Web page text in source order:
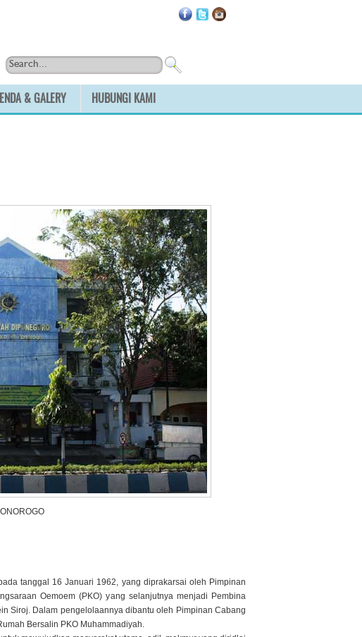
& GALERY HUBUNGI KAMI
tanggal 16 Januari 1962, yang diprakarsai oleh Pimpinan
Oemoem (PKO) yang selanjutnya menjadi Pembina
Siroj. Dalam pengelolaannya dibantu oleh Pimpinan Cabang
Bersalin PKO Muhammadiyah.